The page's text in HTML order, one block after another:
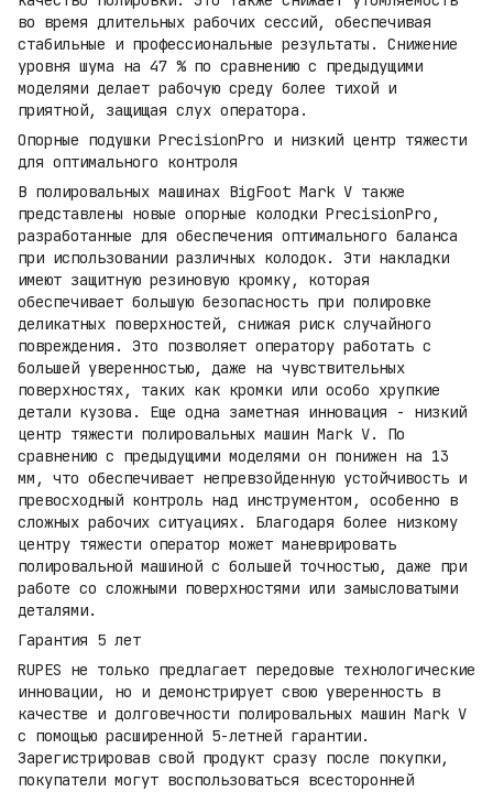
во время длительных рабочих сессий, обеспечивая
стабильные и профессиональные результаты. Снижение
уровня шума на 47 % по сравнению с предыдущими
моделями делает рабочую среду более тихой и
приятной, защищая слух оператора.
Опорные подушки PrecisionPro и низкий центр тяжести
для оптимального контроля
В полировальных машинах BigFoot Mark V также
представлены новые опорные колодки PrecisionPro,
разработанные для обеспечения оптимального баланса
при использовании различных колодок. Эти накладки
имеют защитную резиновую кромку, которая
обеспечивает большую безопасность при полировке
деликатных поверхностей, снижая риск случайного
повреждения. Это позволяет оператору работать с
большей уверенностью, даже на чувствительных
поверхностях, таких как кромки или особо хрупкие
детали кузова. Еще одна заметная инновация - низкий
центр тяжести полировальных машин Mark V. По
сравнению с предыдущими моделями он понижен на 13
мм, что обеспечивает непревзойденную устойчивость и
превосходный контроль над инструментом, особенно в
сложных рабочих ситуациях. Благодаря более низкому
центру тяжести оператор может маневрировать
полировальной машиной с большей точностью, даже при
работе со сложными поверхностями или замысловатыми
деталями.
Гарантия 5 лет
RUPES не только предлагает передовые технологические
инновации, но и демонстрирует свою уверенность в
качестве и долговечности полировальных машин Mark V
с помощью расширенной 5-летней гарантии.
Зарегистрировав свой продукт сразу после покупки,
покупатели могут воспользоваться всесторонней